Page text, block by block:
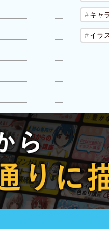
キャ
イラ